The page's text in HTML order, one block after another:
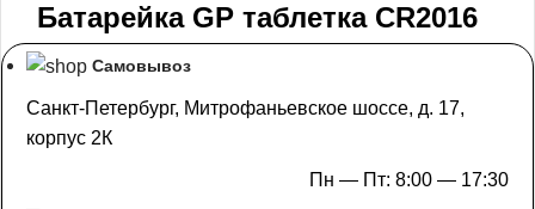
Батарейка GP таблетка CR2016
Самовывоз
Санкт-Петербург, Митрофаньевское шоссе, д. 17,
корпус 2К
Пн — Пт: 8:00 — 17:30